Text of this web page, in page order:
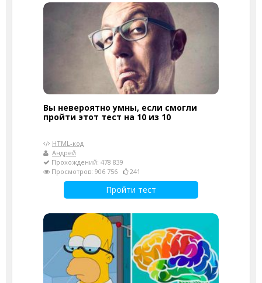
Вы невероятно умны, если смогли
пройти этот тест на 10 из 10
HTML-код
Андрей
Прохождений: 478 839
Просмотров: 906 756
241
Пройти тест